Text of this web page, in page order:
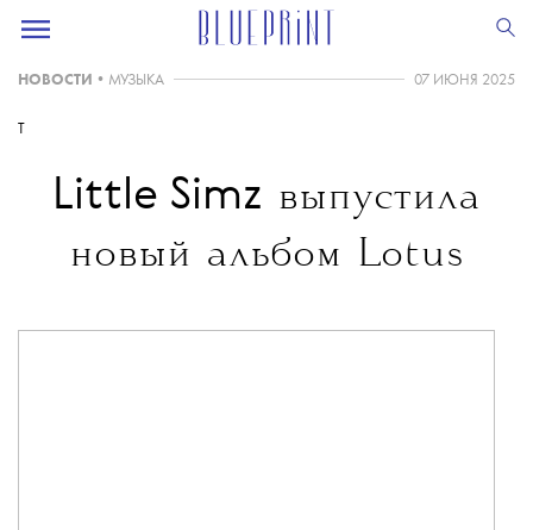
НОВОСТИ • МУЗЫКА 07 ИЮНЯ 2025
T
Little Simz выпустила
новый альбом Lotus